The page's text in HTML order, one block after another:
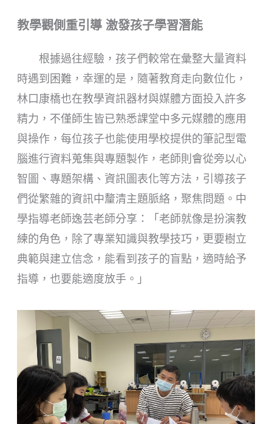
教學觀側重引導 激發孩子學習潛能
根據過往經驗，孩子們較常在彙整大量資料
時遇到困難，幸運的是，隨著教育走向數位化，
林口康橋也在教學資訊器材與媒體方面投入許多
精力，不僅師生皆已熟悉課堂中多元媒體的應用
與操作，每位孩子也能使用學校提供的筆記型電
腦進行資料蒐集與專題製作，老師則會從旁以心
智圖、專題架構、資訊圖表化等方法，引導孩子
們從繁雜的資訊中釐清主題脈絡，聚焦問題。中
學指導老師逸芸老師分享：「老師就像是扮演教
練的角色，除了專業知識與教學技巧，更要樹立
典範與建立信念，能看到孩子的盲點，適時給予
指導，也要能適度放手。」